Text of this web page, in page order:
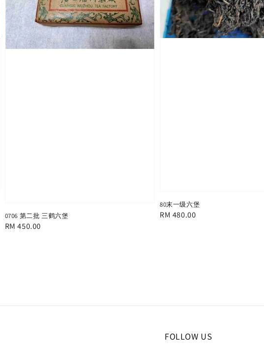
0706 第二批 三鹤六堡
Regular
RM 450.00
80末一级六堡
Regular
RM 480.00
FOLLOW US